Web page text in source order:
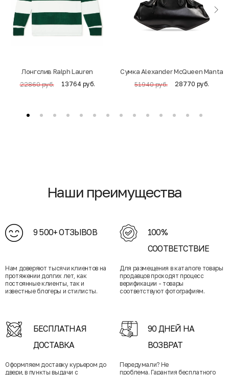
Лонгслив Ralph Lauren
22860 руб. 13764 руб.
Cумка Alexander McQueen Manta
51940 руб. 28770 руб.
Наши преимущества
9 500+ ОТЗЫВОВ
Нам доверяют тысячи клиентов на
протяжении долгих лет, как
постоянные клиенты, так и
известные блогеры и стилисты.
100%
СООТВЕТСТВИЕ
Для размещения в каталоге товары
продавцов проходят процесс
верификации - товары
соответствуют фотографиям.
БЕСПЛАТНАЯ
ДОСТАВКА
Оформляем доставку курьером до
двери, в пункты выдачи с
90 ДНЕЙ НА
ВОЗВРАТ
Передумали? Не
проблема. Гарантия бесплатного